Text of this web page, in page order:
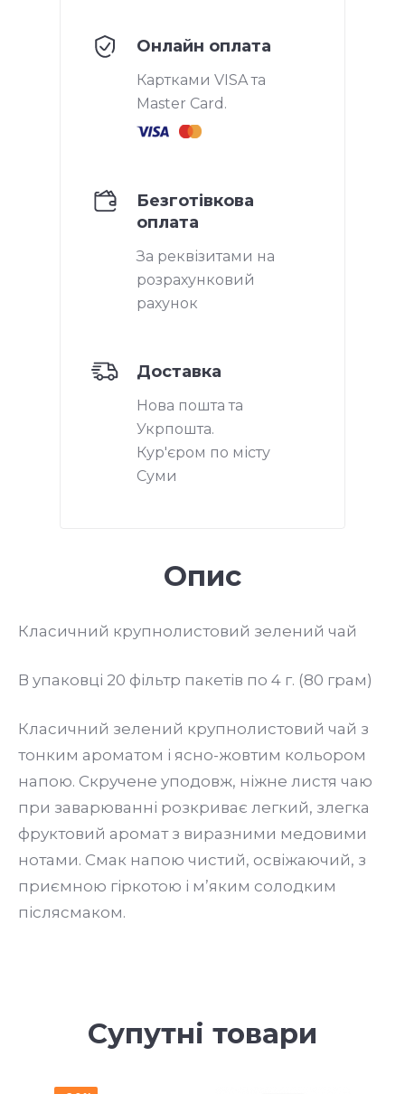
Онлайн оплата
Картками VISA та
Master Card.
Безготівкова
оплата
За реквізитами на
розрахунковий
рахунок
Доставка
Нова пошта та
Укрпошта.
Кур'єром по місту
Суми
Опис
Класичний крупнолистовий зелений чай
В упаковці 20 фільтр пакетів по 4 г. (80 грам)
Класичний зелений крупнолистовий чай з
тонким ароматом і ясно-жовтим кольором
напою. Скручене уподовж, ніжне листя чаю
при заварюванні розкриває легкий, злегка
фруктовий аромат з виразними медовими
нотами. Смак напою чистий, освіжаючий, з
приємною гіркотою і м’яким солодким
післясмаком.
Супутні товари